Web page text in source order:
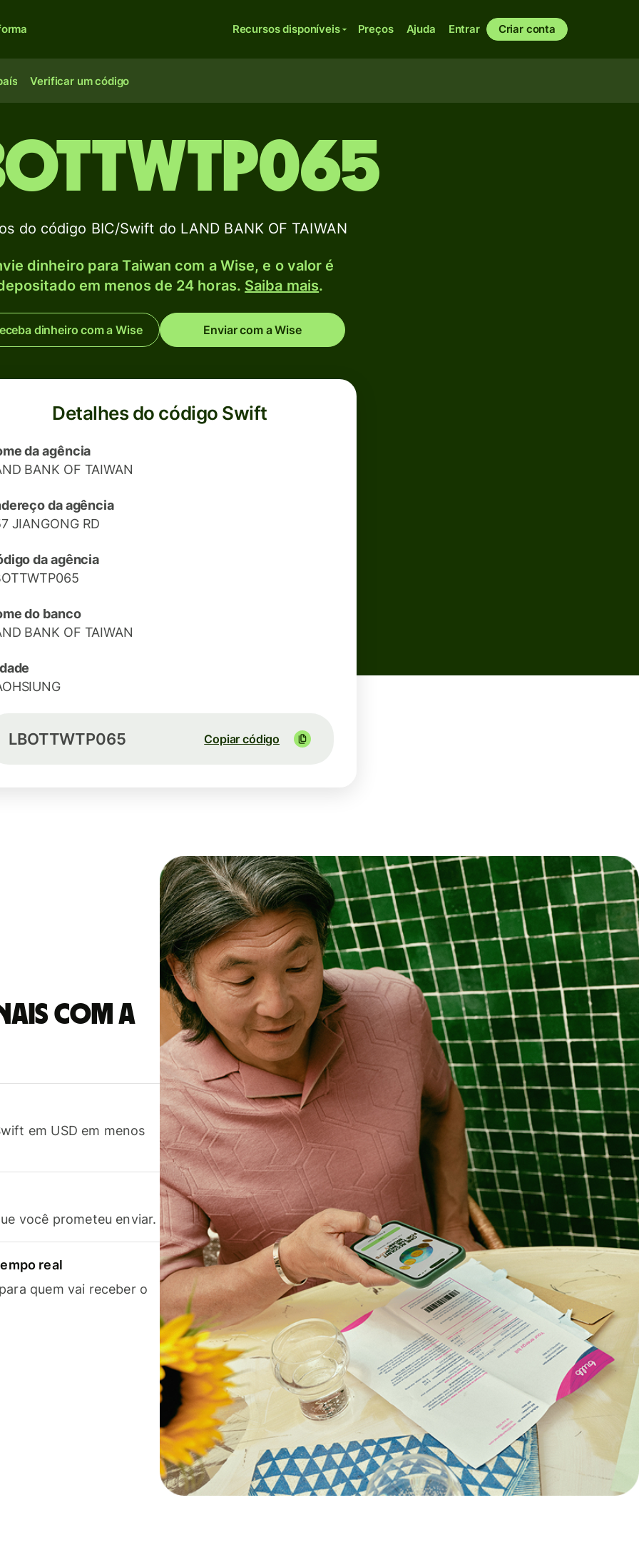
Recursos disponíveis Preços Ajuda Entrar Criar conta
Verificar um código
do código BIC/Swift do LAND BANK OF TAIWAN
dinheiro para Taiwan com a Wise, e o valor é
em menos de 24 horas. Saiba mais.
dinheiro com a Wise Enviar com a Wise
Detalhes do código Swift
da agência
BANK OF TAIWAN
da agência
JIANGONG RD
da agência
do banco
BANK OF TAIWAN
LBOTTWTP065 Copiar código
com a
em USD em menos
você prometeu enviar.
real
quem vai receber o